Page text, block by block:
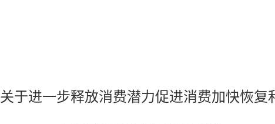
关于进一步释放消费潜力促进消费加快恢复